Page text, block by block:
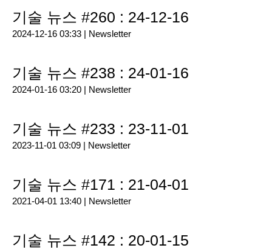
기술 뉴스 #260 : 24-12-16
2024-12-16 03:33 | Newsletter
기술 뉴스 #238 : 24-01-16
2024-01-16 03:20 | Newsletter
기술 뉴스 #233 : 23-11-01
2023-11-01 03:09 | Newsletter
기술 뉴스 #171 : 21-04-01
2021-04-01 13:40 | Newsletter
기술 뉴스 #142 : 20-01-15